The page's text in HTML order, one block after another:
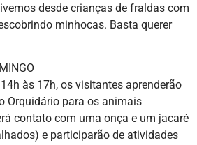
desde crianças de fraldas com
minhocas. Basta querer
às 17h, os visitantes aprenderão
Orquidário para os animais
contato com uma onça e um jacaré
e participarão de atividades